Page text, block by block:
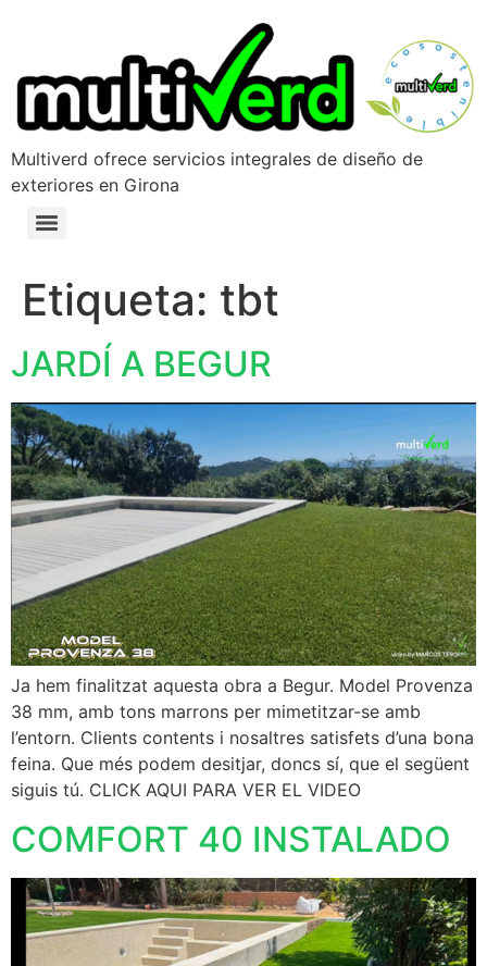
Multiverd ofrece servicios integrales de diseño de
exteriores en Girona
Etiqueta: tbt
JARDÍ A BEGUR
Ja hem finalitzat aquesta obra a Begur. Model Provenza
38 mm, amb tons marrons per mimetitzar-se amb
l’entorn. Clients contents i nosaltres satisfets d’una bona
feina. Que més podem desitjar, doncs sí, que el següent
siguis tú. CLICK AQUI PARA VER EL VIDEO
COMFORT 40 INSTALADO